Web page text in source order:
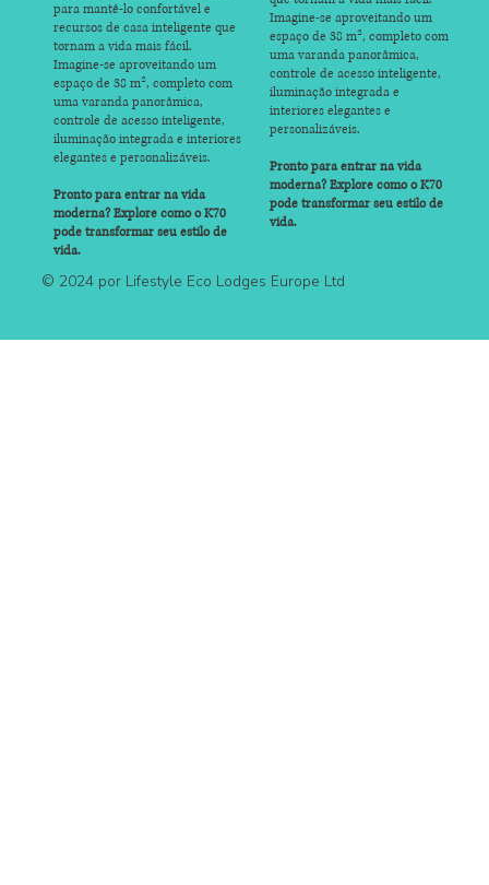
para mantê-lo confortável e
recursos de casa inteligente que
tornam a vida mais fácil.
Imagine-se aproveitando um
espaço de 38 m², completo com
uma varanda panorâmica,
controle de acesso inteligente,
iluminação integrada e interiores
elegantes e personalizáveis.
Pronto para entrar na vida
moderna? Explore como o K70
pode transformar seu estilo de
vida.
Imagine-se aproveitando um
espaço de 38 m², completo com
uma varanda panorâmica,
controle de acesso inteligente,
iluminação integrada e
interiores elegantes e
personalizáveis.
Pronto para entrar na vida
moderna? Explore como o K70
pode transformar seu estilo de
vida.
© 2024 por Lifestyle Eco Lodges Europe Ltd